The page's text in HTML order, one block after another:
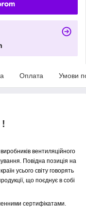
Оплата Умови
вентиляційного
Повідна позиція на
усього світу говорять
що поєднує в собі
сертифікатами.